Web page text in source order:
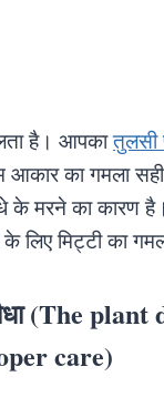
है। आपकातुलसी
का गमला
के मरने का कारण
लिए मिट्टी का
(The
care)